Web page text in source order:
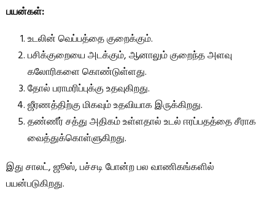
பயன்கள்:
உடலின் வெப்பத்தை குறைக்கும்.
பசிக்குறையை அடக்கும், ஆனாலும் குறைந்த அளவு
கலோரிகளை கொண்டுள்ளது.
தோல் பராமரிப்புக்கு உதவுகிறது.
ஜீரணத்திற்கு மிகவும் உதவியாக இருக்கிறது.
தண்ணீர் சத்து அதிகம் உள்ளதால் உடல் ஈரப்பதத்தை சீராக
வைத்துக்கொள்ளுகிறது.
இது சாலட், ஜூஸ், பச்சடி போன்ற பல வாணிகங்களில்
பயன்படுகிறது.